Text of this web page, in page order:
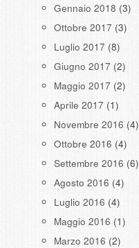
Gennaio 2018 (3)
Ottobre 2017 (3)
Luglio 2017 (8)
Giugno 2017 (2)
Maggio 2017 (2)
Aprile 2017 (1)
Novembre 2016 (4)
Ottobre 2016 (4)
Settembre 2016 (6)
Agosto 2016 (4)
Luglio 2016 (4)
Maggio 2016 (1)
Marzo 2016 (2)